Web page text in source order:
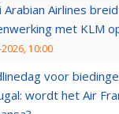
Arabian Airlines
met KLM
10:00
voor
wordt het Air